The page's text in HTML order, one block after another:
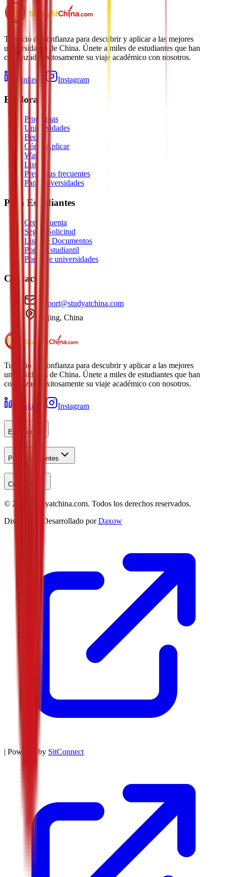
Tu socio de confianza para descubrir y aplicar a las mejores
universidades de China. Únete a miles de estudiantes que han
comenzado exitosamente su viaje académico con nosotros.
LinkedIn Instagram
Explorar
Programas
Universidades
Becas
Cómo Aplicar
Watch
Listen
Preguntas frecuentes
Para universidades
Para Estudiantes
Crear Cuenta
Seguir Solicitud
Lista de Documentos
Portal Estudiantil
Portal de universidades
Contacto
support@studyatchina.com
Beijing, China
Tu socio de confianza para descubrir y aplicar a las mejores
universidades de China. Únete a miles de estudiantes que han
comenzado exitosamente su viaje académico con nosotros.
LinkedIn Instagram
Explorar
Para Estudiantes
Contacto
© 2026 Studyatchina.com. Todos los derechos reservados.
Diseñado y Desarrollado por Daxow
| Powered by SitConnect